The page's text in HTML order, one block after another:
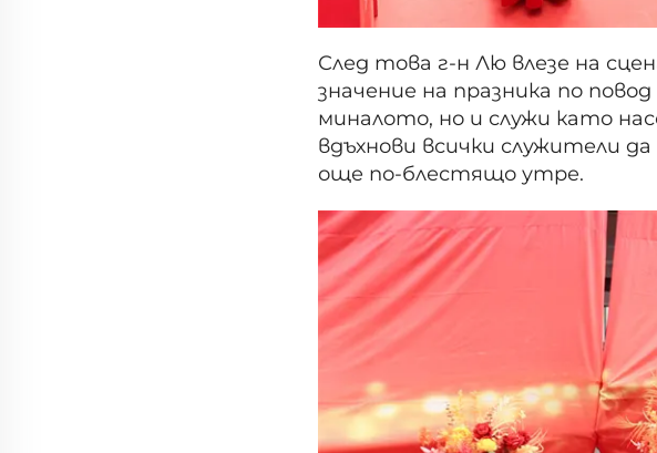
След това г-н Лю влезе на
значение на празника по
миналото, но и служи като
вдъхнови всички служители
още по-блестящо утре.